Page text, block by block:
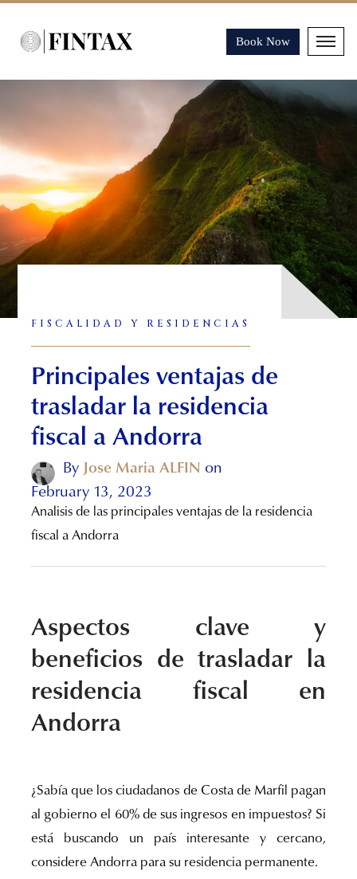
Book Now
FISCALIDAD Y RESIDENCIAS
Principales ventajas de
trasladar la residencia
fiscal a Andorra
By Jose Maria ALFIN on
February 13, 2023
Analisis de las principales ventajas de la residencia
fiscal a Andorra
Aspectos clave y
beneficios de trasladar la
residencia fiscal en
Andorra
¿Sabía que los ciudadanos de Costa de Marfil pagan
al gobierno el 60% de sus ingresos en impuestos? Si
está buscando un país interesante y cercano,
considere Andorra para su residencia permanente.